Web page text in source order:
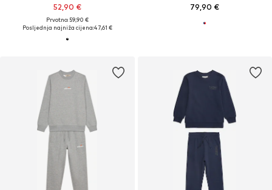
52,90 €
Prvotno: 59,90 €
Posljednja najniža cijena:47,61 €
79,90 €